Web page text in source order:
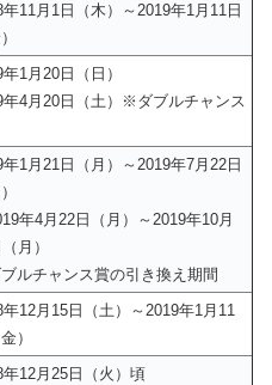
年11月1日（木）～2019年1月11日
1月20日（日）
年4月20日（土）※ダブルチャンス
年1月21日（月）～2019年7月22日
年4月22日（月）～2019年10月
月）
ルチャンス賞の引き換え期間
年12月15日（土）～2019年1月11
）
年12月25日（火）頃